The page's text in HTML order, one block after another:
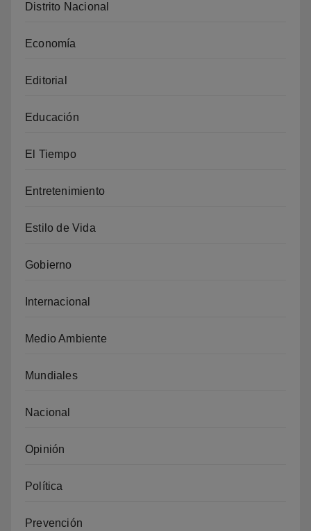
Distrito Nacional
Economía
Editorial
Educación
El Tiempo
Entretenimiento
Estilo de Vida
Gobierno
Internacional
Medio Ambiente
Mundiales
Nacional
Opinión
Política
Prevención